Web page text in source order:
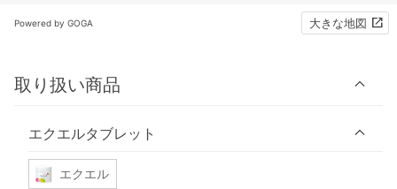
Powered by GOGA 大きな地図
取り扱い商品
エクエルタブレット
エクエル